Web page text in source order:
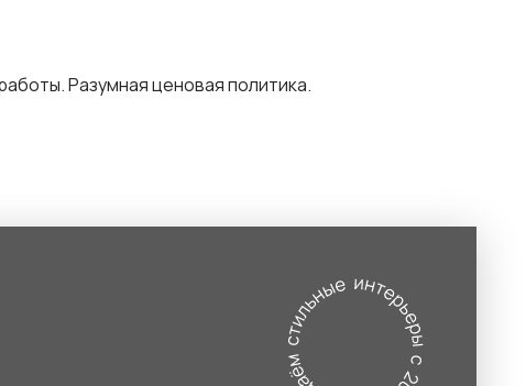
Разумная ценовая политика.